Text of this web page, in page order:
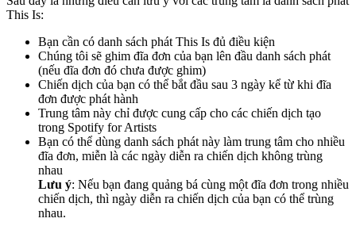
This Is:
Bạn cần có danh sách phát This Is đủ điều kiện
Chúng tôi sẽ ghim đĩa đơn của bạn lên đầu danh sách phát
(nếu đĩa đơn đó chưa được ghim)
Chiến dịch của bạn có thể bắt đầu sau 3 ngày kể từ khi đĩa
đơn được phát hành
Trung tâm này chỉ được cung cấp cho các chiến dịch tạo
trong Spotify for Artists
Bạn có thể dùng danh sách phát này làm trung tâm cho nhiều
đĩa đơn, miễn là các ngày diễn ra chiến dịch không trùng
nhau
Lưu ý: Nếu bạn đang quảng bá cùng một đĩa đơn trong nhiều
chiến dịch, thì ngày diễn ra chiến dịch của bạn có thể trùng
nhau.